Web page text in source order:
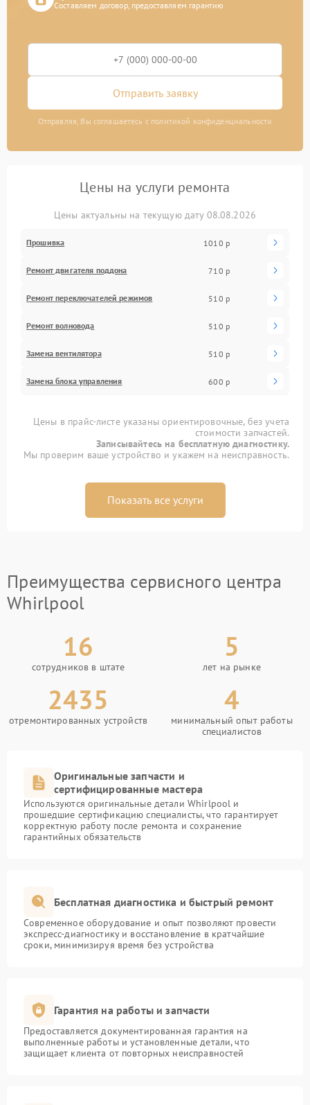
Составляем договор, предоставляем гарантию
Отправить заявку
Отправляя, Вы соглашаетесь с политикой конфиденциальности
Цены на услуги ремонта
Цены актуальны на текущую дату 08.08.2026
Прошивка 1010 р
Ремонт двигателя поддона 710 р
Ремонт переключателей режимов 510 р
Ремонт волновода 510 р
Замена вентилятора 510 р
Замена блока управления 600 р
Цены в прайс-листе указаны ориентировочные, без учета
стоимости запчастей.
Записывайтесь на бесплатную диагностику.
Мы проверим ваше устройство и укажем на неисправность.
Показать все услуги
Преимущества сервисного центра
Whirlpool
16
сотрудников в штате
5
лет на рынке
2435
отремонтированных устройств
4
минимальный опыт работы
специалистов
Оригинальные запчасти и
сертифицированные мастера
Используются оригинальные детали Whirlpool и
прошедшие сертификацию специалисты, что гарантирует
корректную работу после ремонта и сохранение
гарантийных обязательств
Бесплатная диагностика и быстрый ремонт
Современное оборудование и опыт позволяют провести
экспресс-диагностику и восстановление в кратчайшие
сроки, минимизируя время без устройства
Гарантия на работы и запчасти
Предоставляется документированная гарантия на
выполненные работы и установленные детали, что
защищает клиента от повторных неисправностей